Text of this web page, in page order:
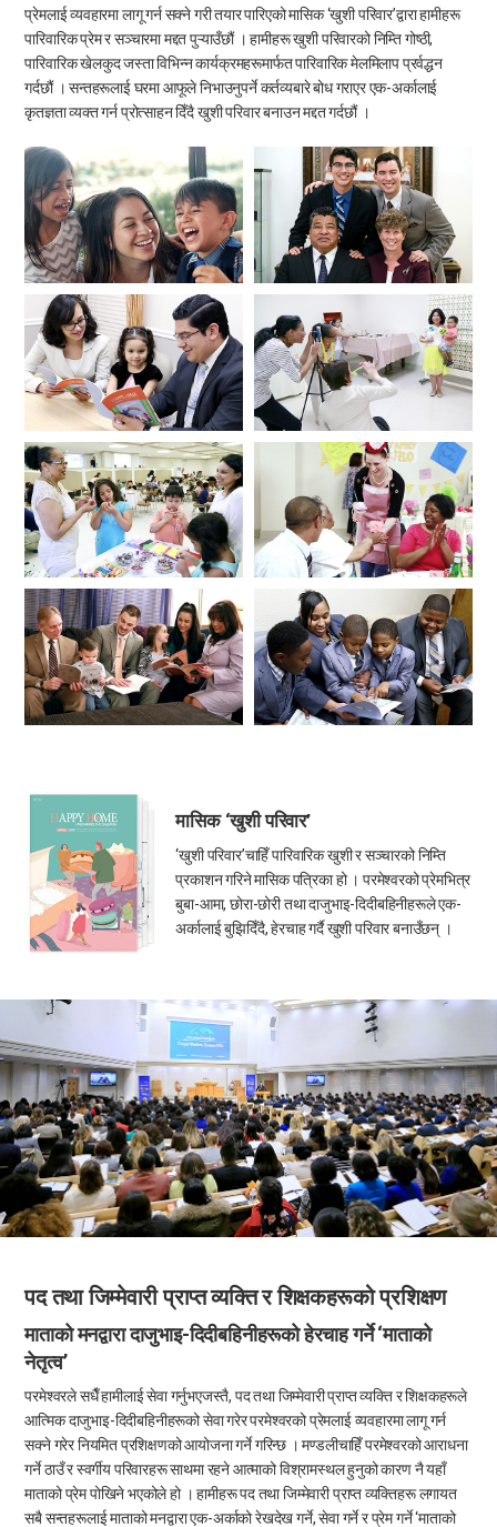
प्रेमलाई व्यवहारमा लागू गर्न सक्ने गरी तयार पारिएको मासिक ‘खुशी परिवार’द्वारा हामीहरू
पारिवारिक प्रेम र सञ्चारमा मद्दत पुऱ्याउँछौं । हामीहरू खुशी परिवारको निम्ति गोष्ठी,
पारिवारिक खेलकुद जस्ता विभिन्न कार्यक्रमहरूमार्फत पारिवारिक मेलमिलाप प्रर्वद्धन
गर्दछौं । सन्तहरूलाई घरमा आफूले निभाउनुपर्ने कर्तव्यबारे बोध गराएर एक-अर्कालाई
कृतज्ञता व्यक्त गर्न प्रोत्साहन दिँदै खुशी परिवार बनाउन मद्दत गर्दछौं ।
मासिक ‘खुशी परिवार’
‘खुशी परिवार’चाहिँ पारिवारिक खुशी र सञ्चारको निम्ति
प्रकाशन गरिने मासिक पत्रिका हो । परमेश्वरको प्रेमभित्र
बुबा-आमा, छोरा-छोरी तथा दाजुभाइ-दिदीबहिनीहरूले एक-
अर्कालाई बुझिदिँदै, हेरचाह गर्दै खुशी परिवार बनाउँछन् ।
पद तथा जिम्मेवारी प्राप्त व्यक्ति र शिक्षकहरूको प्रशिक्षण
माताको मनद्वारा दाजुभाइ-दिदीबहिनीहरूको हेरचाह गर्ने ‘माताको
नेतृत्व’
परमेश्वरले सधैँ हामीलाई सेवा गर्नुभएजस्तै, पद तथा जिम्मेवारी प्राप्त व्यक्ति र शिक्षकहरूले
आत्मिक दाजुभाइ-दिदीबहिनीहरूको सेवा गरेर परमेश्वरको प्रेमलाई व्यवहारमा लागू गर्न
सक्ने गरेर नियमित प्रशिक्षणको आयोजना गर्ने गरिन्छ । मण्डलीचाहिँ परमेश्वरको आराधना
गर्ने ठाउँ र स्वर्गीय परिवारहरू साथमा रहने आत्माको विश्रामस्थल हुनुको कारण नै यहाँ
माताको प्रेम पोखिने भएकोले हो । हामीहरू पद तथा जिम्मेवारी प्राप्त व्यक्तिहरू लगायत
सबै सन्तहरूलाई माताको मनद्वारा एक-अर्काको रेखदेख गर्ने, सेवा गर्ने र प्रेम गर्ने ‘माताको